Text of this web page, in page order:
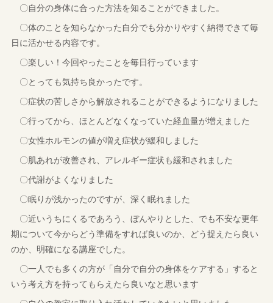
〇自分の身体に合った方法を知ることができました。
〇体のことを知らなかった自分でも分かりやすく納得できて毎
日に活かせる内容です。
〇楽しい！今回やったことを毎日行っています
〇とっても気持ち良かったです。
〇症状の苦しさから解放されることができるようになりました
〇行ってから、ほとんどなくなっていた経血量が増えました
〇女性ホルモンの値が増え症状が緩和しました
〇肌あれが改善され、アレルギー症状も緩和されました
〇代謝がよくなりました
〇眠りが浅かったのですが、深く眠れました
〇近いうちにくるであろう、ぼんやりとした、でも不安な更年
期について今からどう準備をすれば良いのか、どう捉えたら良い
のか、明確になる講座でした。
〇一人でも多くの方が「自分で自分の身体をケアする」すると
いう考え方を持ってもらえたら良いなと思います